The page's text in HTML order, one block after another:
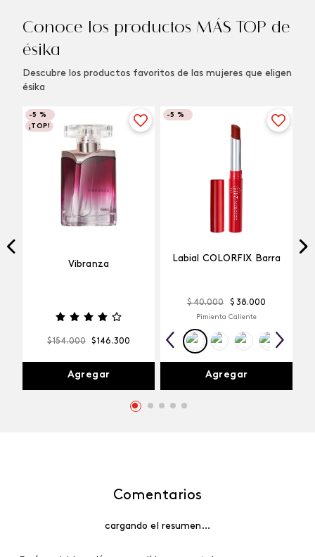
Conoce los productos MÁS TOP de
ésika
Descubre los productos favoritos de las mujeres que eligen
ésika
-5 %
¡TOP!
Vibranza
$154.000 $146 .300
Agregar
-5 %
Labial COLORFIX Barra
$ 40.000 $ 38.000
Pimienta Caliente
Agregar
Comentarios
cargando el resumen…